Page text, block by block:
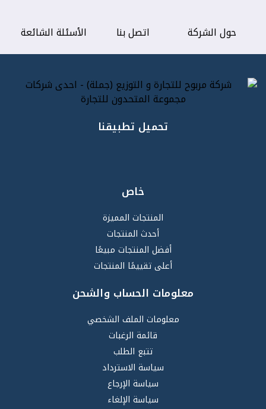
حول الشركة اتصل بنا الأسئلة الشائعة
تحميل تطبيقنا
خاص
المنتجات المميزة
أحدث المنتجات
أفضل المنتجات مبيعًا
أعلى تقييمًا المنتجات
معلومات الحساب والشحن
معلومات الملف الشخصي
قائمة الرغبات
تتبع الطلب
سياسة الاسترداد
سياسة الإرجاع
سياسة الإلغاء